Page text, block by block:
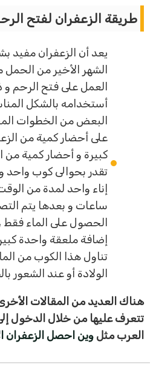
طريقة الزعفران لفتح
يعد أن الزعفران مفيد
الشهر الأخير من
العمل على فتح الرحم
أستخدامه بالشكل
البعض من الخطوات
على أحضار كمية من
كبيرة و أحضار كمية من
تقدر بحوالى كوب واحد
ساعات و بعدها يتم
الحصول على الماء فقط
إضافة ملعقة واحدة
تناول هذا الكوب من
الولادة أو عند الشعور
هناك العديد من المقالات
تتعرف عليها من خلال الدخول
العرب مثل وين احصل الزعفران